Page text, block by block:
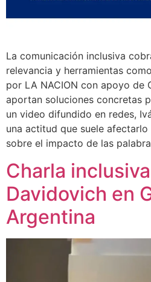
La comunicación inclusiva
relevancia y herramientas
por LA NACION con apoyo de
aportan soluciones concretas
un video difundido en redes,
una actitud que suele
sobre el impacto de las
Charla
Davidovich en
Argentina